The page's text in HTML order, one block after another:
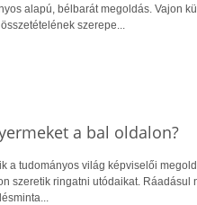
alapú, bélbarát megoldás. Vajon
szerepe...
a bal oldalon?
a tudományos világ képviselői
szeretik ringatni utódaikat. Ráadásul